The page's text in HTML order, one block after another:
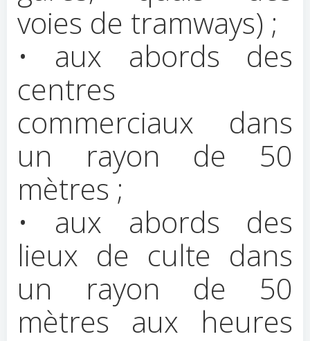
voies de tramways) ;
• aux abords des
centres
commerciaux dans
un rayon de 50
mètres ;
• aux abords des
lieux de culte dans
un rayon de 50
mètres aux heures